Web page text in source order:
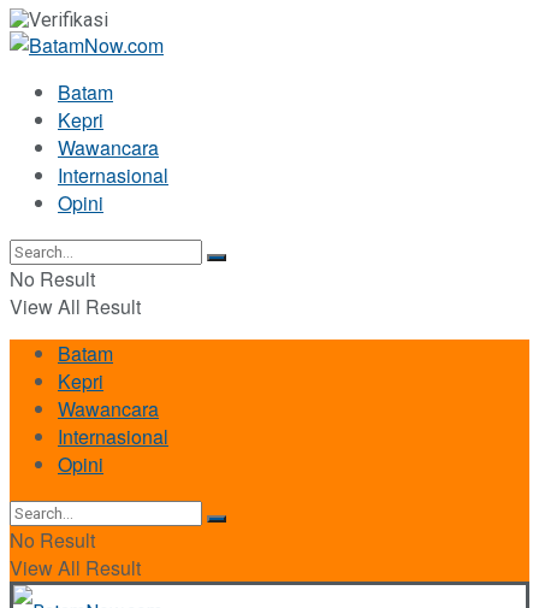
Batam
Kepri
Wawancara
Internasional
Opini
No Result
View All Result
Batam
Kepri
Wawancara
Internasional
Opini
No Result
View All Result